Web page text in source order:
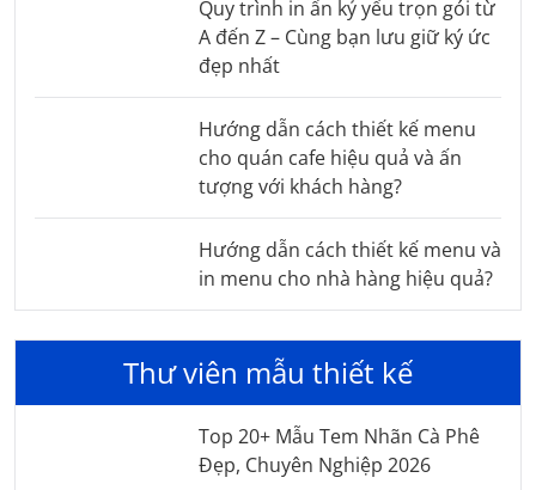
Quy trình in ấn kỷ yếu trọn gói từ
A đến Z – Cùng bạn lưu giữ ký ức
đẹp nhất
Hướng dẫn cách thiết kế menu
cho quán cafe hiệu quả và ấn
tượng với khách hàng?
Hướng dẫn cách thiết kế menu và
in menu cho nhà hàng hiệu quả?
Thư viên mẫu thiết kế
Top 20+ Mẫu Tem Nhãn Cà Phê
Đẹp, Chuyên Nghiệp 2026